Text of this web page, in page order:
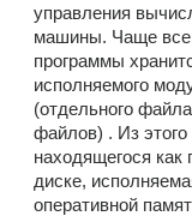
управления
машины. Чаще
программы
исполняемого
(отдельного
файлов) . Из этого
находящегося как
диске,
оперативной